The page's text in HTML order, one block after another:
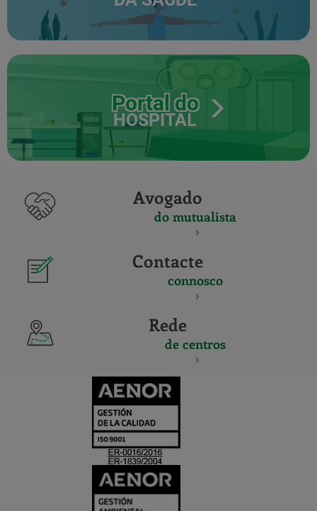
Portal do
HOSPITAL
Avogado
do mutualista
Contacte
connosco
Rede
de centros